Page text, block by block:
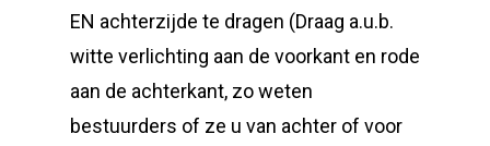
EN achterzijde te dragen (Draag a.u.b.
witte verlichting aan de voorkant en rode
aan de achterkant, zo weten
bestuurders of ze u van achter of voor